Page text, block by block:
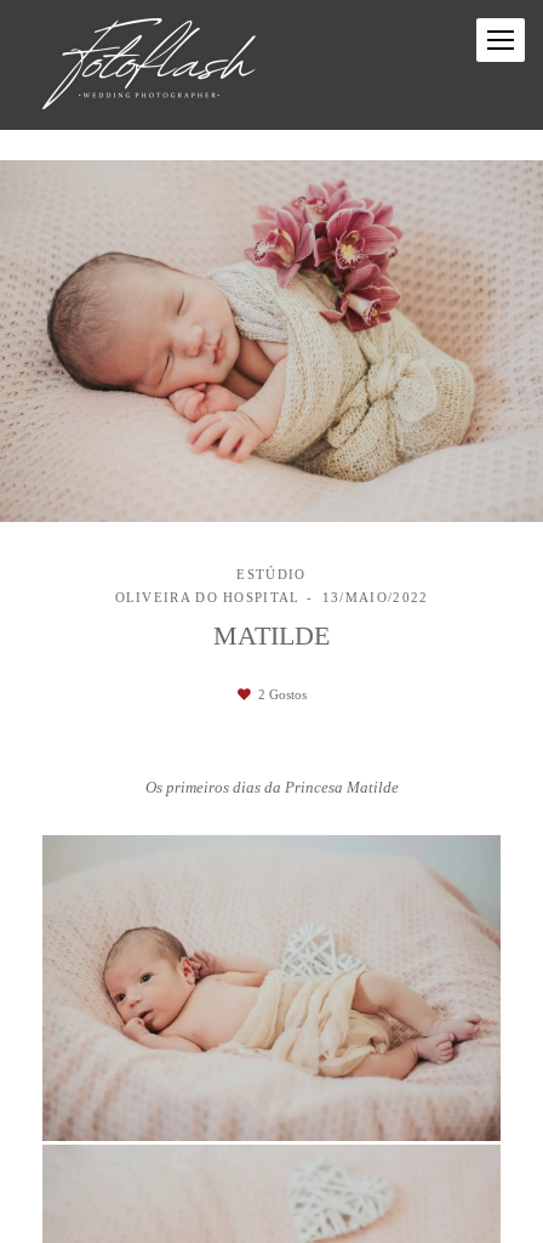
ESTÚDIO
OLIVEIRA DO HOSPITAL
13/MAIO/2022
MATILDE
2 Gostos
Os primeiros dias da Princesa Matilde